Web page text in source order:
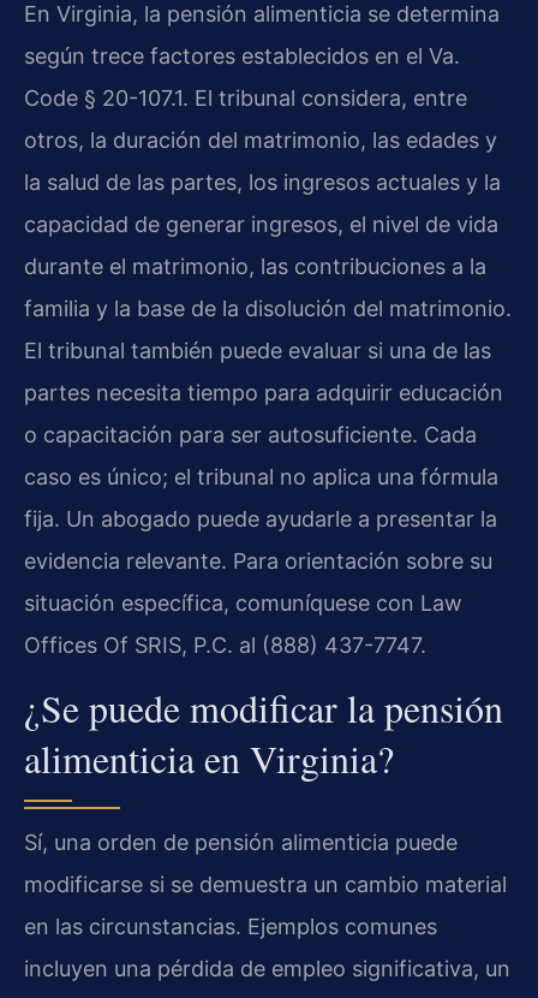
En Virginia, la pensión alimenticia se determina
según trece factores establecidos en el Va.
Code § 20-107.1. El tribunal considera, entre
otros, la duración del matrimonio, las edades y
la salud de las partes, los ingresos actuales y la
capacidad de generar ingresos, el nivel de vida
durante el matrimonio, las contribuciones a la
familia y la base de la disolución del matrimonio.
El tribunal también puede evaluar si una de las
partes necesita tiempo para adquirir educación
o capacitación para ser autosuficiente. Cada
caso es único; el tribunal no aplica una fórmula
fija. Un abogado puede ayudarle a presentar la
evidencia relevante. Para orientación sobre su
situación específica, comuníquese con Law
Offices Of SRIS, P.C. al (888) 437-7747.
¿Se puede modificar la pensión
alimenticia en Virginia?
Sí, una orden de pensión alimenticia puede
modificarse si se demuestra un cambio material
en las circunstancias. Ejemplos comunes
incluyen una pérdida de empleo significativa, un